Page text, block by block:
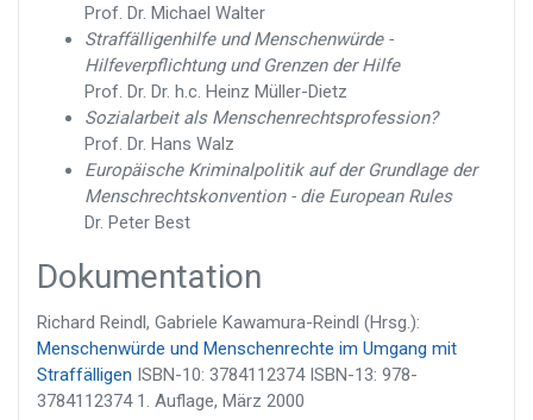
Prof. Dr. Michael Walter
Straffälligenhilfe und Menschenwürde -
Hilfeverpflichtung und Grenzen der Hilfe
Prof. Dr. Dr. h.c. Heinz Müller-Dietz
Sozialarbeit als Menschenrechtsprofession?
Prof. Dr. Hans Walz
Europäische Kriminalpolitik auf der Grundlage der
Menschrechtskonvention - die European Rules
Dr. Peter Best
Dokumentation
Richard Reindl, Gabriele Kawamura-Reindl (Hrsg.):
Menschenwürde und Menschenrechte im Umgang mit
Straffälligen ISBN-10: 3784112374 ISBN-13: 978-
3784112374 1. Auflage, März 2000